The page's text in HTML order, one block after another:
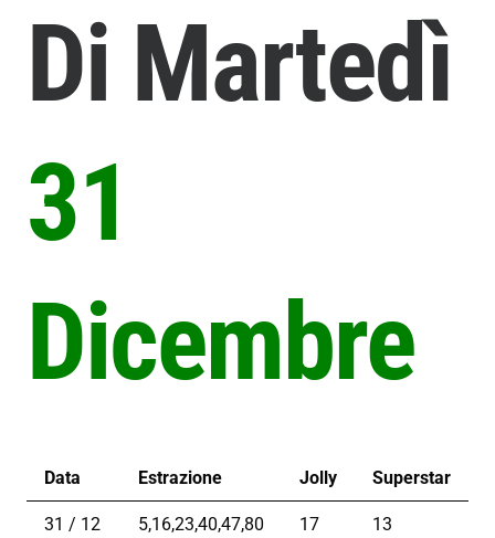
Di Martedì
31
Dicembre
Data Estrazione Jolly Superstar
31 / 12
5,16,23,40,47,80 17 13